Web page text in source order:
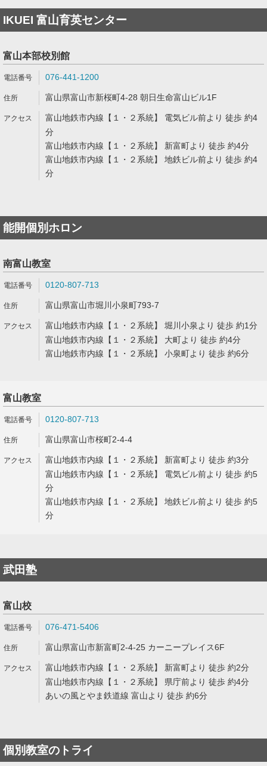
IKUEI 富山育英センター
富山本部校別館
076-441-1200
富山県富山市新桜町4-28 朝日生命富山ビル1F
富山地鉄市内線【１・２系統】 電気ビル前より 徒歩 約4
分
富山地鉄市内線【１・２系統】 新富町より 徒歩 約4分
富山地鉄市内線【１・２系統】 地鉄ビル前より 徒歩 約4
分
能開個別ホロン
南富山教室
0120-807-713
富山県富山市堀川小泉町793-7
富山地鉄市内線【１・２系統】 堀川小泉より 徒歩 約1分
富山地鉄市内線【１・２系統】 大町より 徒歩 約4分
富山地鉄市内線【１・２系統】 小泉町より 徒歩 約6分
富山教室
0120-807-713
富山県富山市桜町2-4-4
富山地鉄市内線【１・２系統】 新富町より 徒歩 約3分
富山地鉄市内線【１・２系統】 電気ビル前より 徒歩 約5
分
富山地鉄市内線【１・２系統】 地鉄ビル前より 徒歩 約5
分
武田塾
富山校
076-471-5406
富山県富山市新富町2-4-25 カーニープレイス6F
富山地鉄市内線【１・２系統】 新富町より 徒歩 約2分
富山地鉄市内線【１・２系統】 県庁前より 徒歩 約4分
あいの風とやま鉄道線 富山より 徒歩 約6分
個別教室のトライ